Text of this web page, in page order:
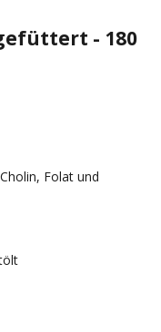
- 180
Folat und